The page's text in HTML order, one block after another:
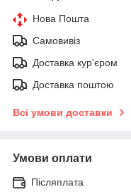
Нова Пошта
Самовивіз
Доставка кур'єром
Доставка поштою
Всі умови доставки
Умови оплати
Післяплата